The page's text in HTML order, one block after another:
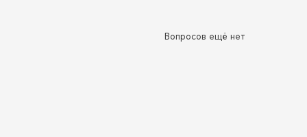
Вопросов ещё нет